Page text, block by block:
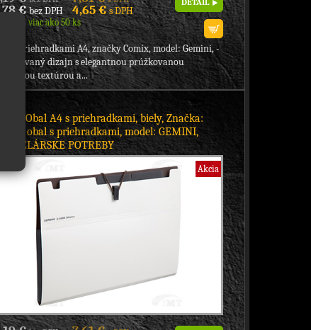
€bez DPH 4,65 €s DPH
viac ako 50 ks
DETAIL
s priehradkami A4, značky Comix, model: Gemini, -
dizajn s elegantnou prúžkovanou
textúrou a...
A7625 Obal A4 s priehradkami, biely, Značka:
Comix, obal s priehradkami, model: GEMINI,
KANCELÁRSKE POTREBY
Akcia